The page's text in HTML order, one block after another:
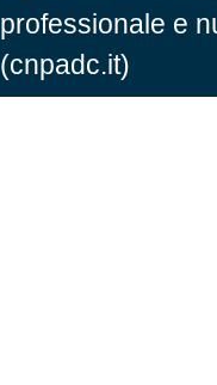
professionale e
(cnpadc.it)